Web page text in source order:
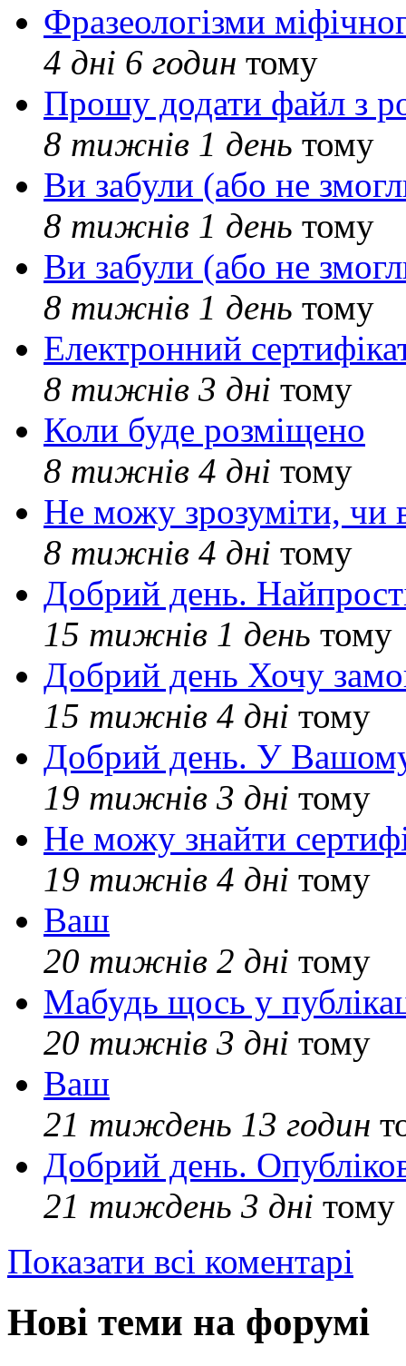
Фразеологізми
4 дні 6 годин тому
Прошу додати файл з
8 тижнів 1 день тому
Ви забули (або не
8 тижнів 1 день тому
Ви забули (або не
8 тижнів 1 день тому
Електронний
8 тижнів 3 дні тому
Коли буде розміщено
8 тижнів 4 дні тому
Не можу зрозуміти, чи
8 тижнів 4 дні тому
Добрий день.
15 тижнів 1 день тому
Добрий день Хочу
15 тижнів 4 дні тому
Добрий день. У Вашому
19 тижнів 3 дні тому
Не можу знайти
19 тижнів 4 дні тому
Ваш
20 тижнів 2 дні тому
Мабудь щось у
20 тижнів 3 дні тому
Ваш
21 тиждень 13 годин
Добрий день.
21 тиждень 3 дні тому
Показати всі коментарі
Нові теми на форумі